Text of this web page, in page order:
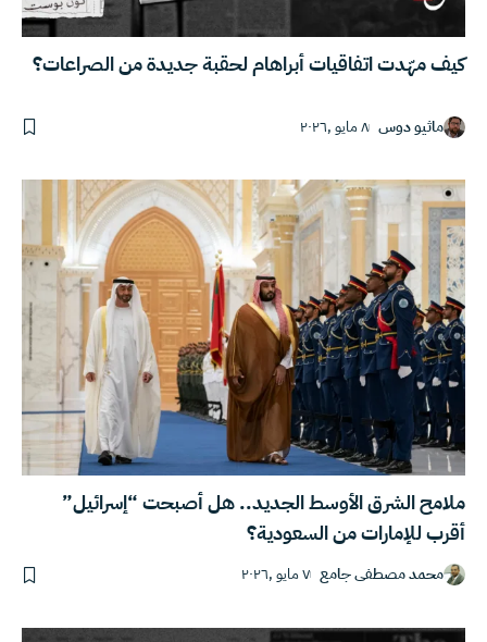
كيف مهّدت اتفاقيات أبراهام لحقبة جديدة من الصراعات؟
ماثيو دوس ٨ مايو ,٢٠٢٦
ملامح الشرق الأوسط الجديد.. هل أصبحت “إسرائيل”
أقرب للإمارات من السعودية؟
محمد مصطفى جامع ٧ مايو ,٢٠٢٦